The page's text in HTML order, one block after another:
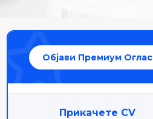
Објави Премиум Оглас
Прикачете CV